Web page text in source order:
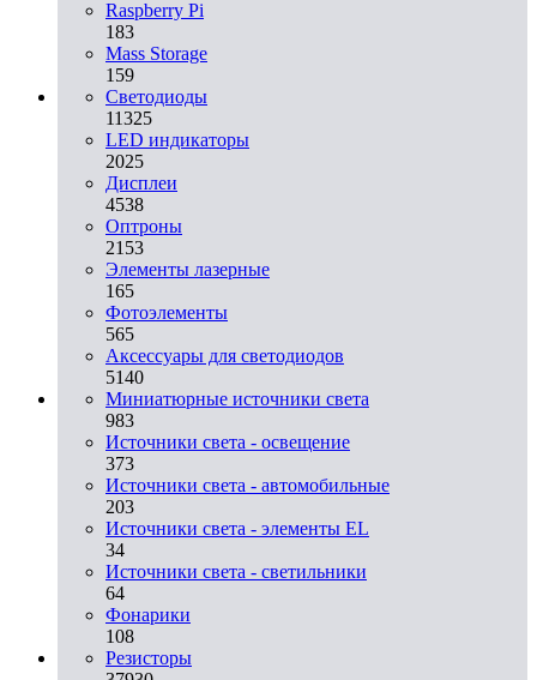
Raspberry Pi
183
Mass Storage
159
Светодиоды
11325
LED индикаторы
2025
Дисплеи
4538
Оптроны
2153
Элементы лазерные
165
Фотоэлементы
565
Аксессуары для светодиодов
5140
Миниатюрные источники света
983
Источники света - освещение
373
Источники света - автомобильные
203
Источники света - элементы EL
34
Источники света - светильники
64
Фонарики
108
Резисторы